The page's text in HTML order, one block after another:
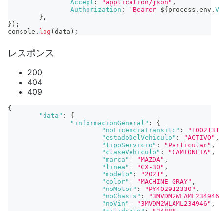
Accept : "application/json" ,
Authorization : ` Bearer ${ process . env .
} ,
} ) ;
console . log ( data ) ;
レスポンス
200
404
409
{
"data" :
{
"informacionGeneral" :
{
"noLicenciaTransito" :
"estadoDelVehiculo" : "ACTIVO" ,
"tipoServicio" : "Particular" ,
"claseVehiculo" : "CAMIONETA" ,
"marca" : "MAZDA" ,
"linea" : "CX-30" ,
"modelo" : "2021" ,
"color" : "MACHINE GRAY" ,
"noMotor" : "PY402912330" ,
"noChasis" :
"noVin" : "3MVDM2WLAML234946" ,